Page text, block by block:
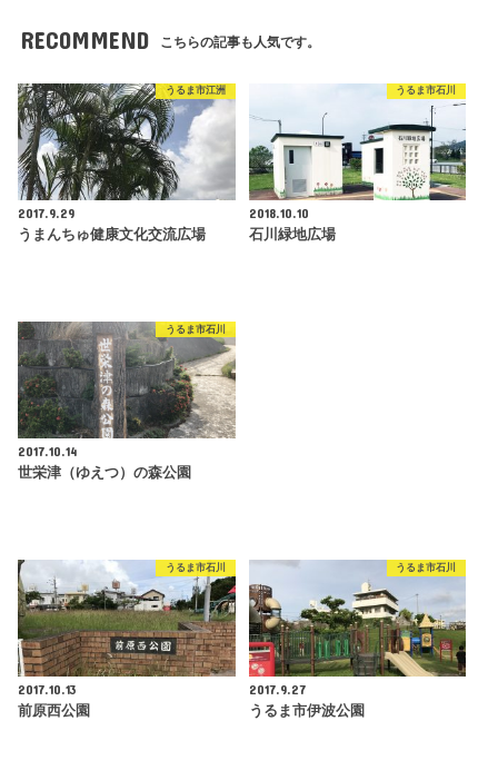
RECOMMEND こちらの記事も人気です。
うるま市江洲
2017.9.29
うまんちゅ健康文化交流広場
うるま市石川
2018.10.10
石川緑地広場
うるま市石川
2017.10.14
世栄津（ゆえつ）の森公園
うるま市石川
2017.10.13
前原西公園
うるま市石川
2017.9.27
うるま市伊波公園